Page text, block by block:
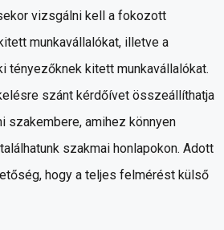
vizsgálni kell a fokozott
munkavállalókat, illetve a
tényezőknek kitett munkavállalókat.
szánt kérdőívet összeállíthatja
szakembere, amihez könnyen
szakmai honlapokon. Adott
hogy a teljes felmérést külső